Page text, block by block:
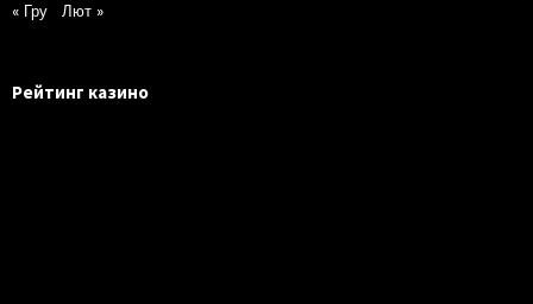
« Гру Лют »
Рейтинг казино